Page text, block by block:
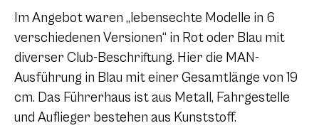
Im Angebot waren „lebensechte Modelle in 6
verschiedenen Versionen“ in Rot oder Blau mit
diverser Club-Beschriftung. Hier die MAN-
Ausführung in Blau mit einer Gesamtlänge von 19
cm. Das Führerhaus ist aus Metall, Fahrgestelle
und Auflieger bestehen aus Kunststoff.